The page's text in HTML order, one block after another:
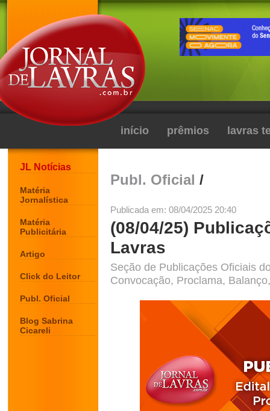
início prêmios lavras
JL Notícias
Matéria
Jornalística
Matéria
Publicitária
Artigo
Click do Leitor
Publ. Oficial
Blog Sabrina
Cicareli
Publ. Oficial /
Publicada em: 08/04/2025 20:40
(08/04/25)
Lavras
Seção de Publicações Oficiais
Convocação, Proclama,